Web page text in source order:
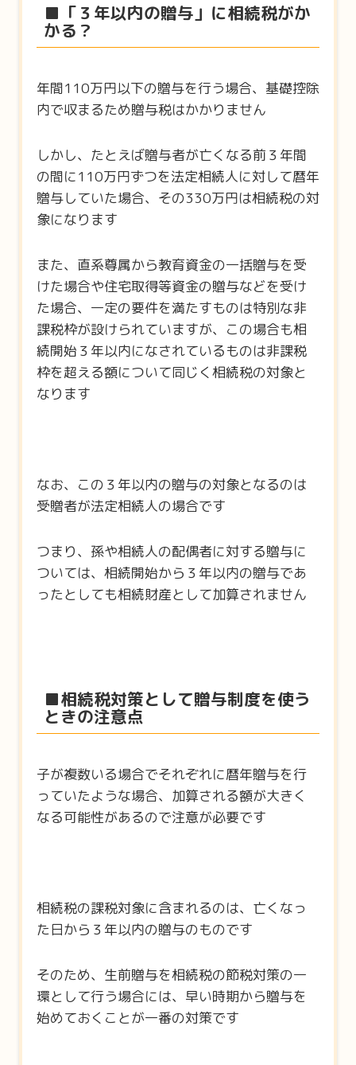
■「３年以内の贈与」に相続税がか
かる？
年間110万円以下の贈与を行う場合、基礎控除
内で収まるため贈与税はかかりません
しかし、たとえば贈与者が亡くなる前３年間
の間に110万円ずつを法定相続人に対して暦年
贈与していた場合、その330万円は相続税の対
象になります
また、直系尊属から教育資金の一括贈与を受
けた場合や住宅取得等資金の贈与などを受け
た場合、一定の要件を満たすものは特別な非
課税枠が設けられていますが、この場合も相
続開始３年以内になされているものは非課税
枠を超える額について同じく相続税の対象と
なります
なお、この３年以内の贈与の対象となるのは
受贈者が法定相続人の場合です
つまり、孫や相続人の配偶者に対する贈与に
ついては、相続開始から３年以内の贈与であ
ったとしても相続財産として加算されません
■相続税対策として贈与制度を使う
ときの注意点
子が複数いる場合でそれぞれに暦年贈与を行
っていたような場合、加算される額が大きく
なる可能性があるので注意が必要です
相続税の課税対象に含まれるのは、亡くなっ
た日から３年以内の贈与のものです
そのため、生前贈与を相続税の節税対策の一
環として行う場合には、早い時期から贈与を
始めておくことが一番の対策です